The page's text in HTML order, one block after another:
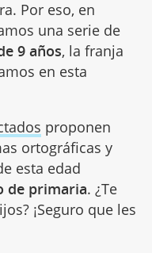
Por eso, en
una serie de
9 años, la franja
en esta
proponen
ortográficas y
esta edad
de primaria. ¿Te
¡Seguro que les